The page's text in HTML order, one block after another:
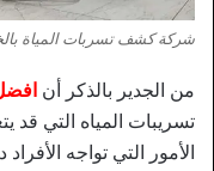
شركة كشف تسربات المياة
من الجدير بالذكر أن
تسريبات المياه التي
الأمور التي تواجه